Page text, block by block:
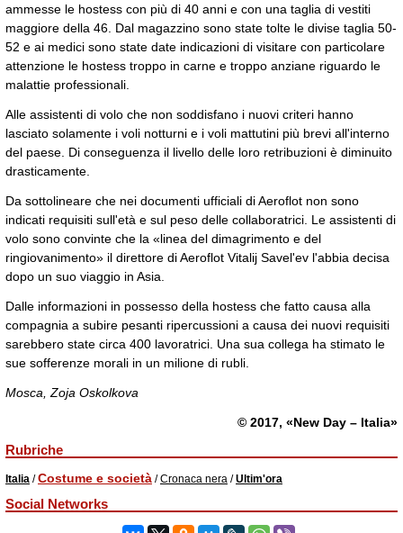
ammesse le hostess con più di 40 anni e con una taglia di vestiti
maggiore della 46. Dal magazzino sono state tolte le divise taglia 50-
52 e ai medici sono state date indicazioni di visitare con particolare
attenzione le hostess troppo in carne e troppo anziane riguardo le
malattie professionali.
Alle assistenti di volo che non soddisfano i nuovi criteri hanno
lasciato solamente i voli notturni e i voli mattutini più brevi all'interno
del paese. Di conseguenza il livello delle loro retribuzioni è diminuito
drasticamente.
Da sottolineare che nei documenti ufficiali di Aeroflot non sono
indicati requisiti sull'età e sul peso delle collaboratrici. Le assistenti di
volo sono convinte che la «linea del dimagrimento e del
ringiovanimento» il direttore di Aeroflot Vitalij Savel'ev l'abbia decisa
dopo un suo viaggio in Asia.
Dalle informazioni in possesso della hostess che fatto causa alla
compagnia a subire pesanti ripercussioni a causa dei nuovi requisiti
sarebbero state circa 400 lavoratrici. Una sua collega ha stimato le
sue sofferenze morali in un milione di rubli.
Mosca, Zoja Oskolkova
© 2017, «New Day – Italia»
Rubriche
Italia /Costume e società /Cronaca nera /Ultim'ora
Social Networks